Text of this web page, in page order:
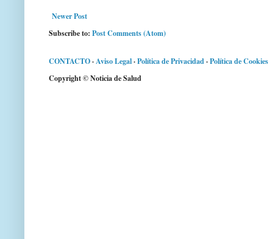
Newer Post
Subscribe to: Post Comments (Atom)
CONTACTO·Aviso Legal·Política de Privacidad·Política de Cookies
Copyright © Noticia de Salud